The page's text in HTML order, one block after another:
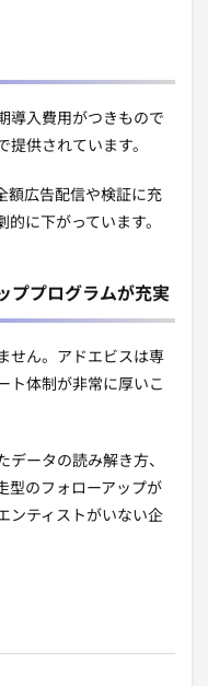
導入費用がつきもので
提供されています。
額広告配信や検証に充
に下がっています。
ププログラムが充実
せん。アドエビスは専
ト体制が非常に厚いこ
データの読み解き方、
型のフォローアップが
ンティストがいない企